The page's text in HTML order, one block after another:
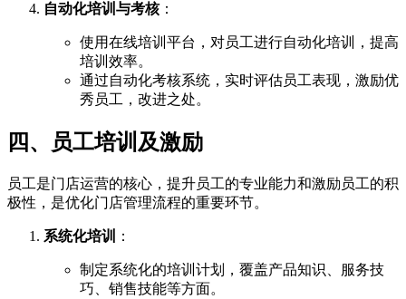
自动化培训与考核：
使用在线培训平台，对员工进行自动化培训，提高
培训效率。
通过自动化考核系统，实时评估员工表现，激励优
秀员工，改进之处。
四、员工培训及激励
员工是门店运营的核心，提升员工的专业能力和激励员工的积
极性，是优化门店管理流程的重要环节。
系统化培训 ：
制定系统化的培训计划，覆盖产品知识、服务技
巧、销售技能等方面。